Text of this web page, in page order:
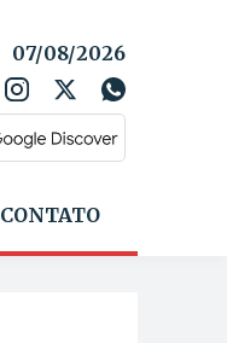
07/08/2026
CONTATO